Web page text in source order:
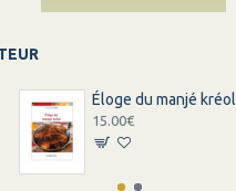
Éloge du manjé kréol
15.00€